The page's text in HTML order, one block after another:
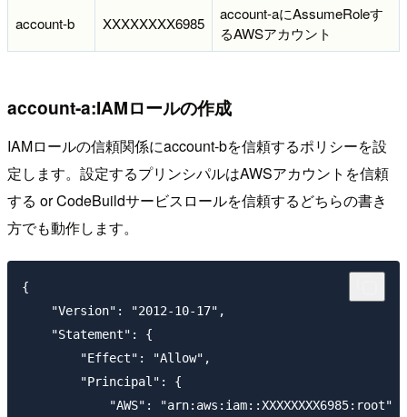
account-b XXXXXXXX6985
account-aにAssumeRoleす
るAWSアカウント
account-a:IAMロールの作成
IAMロールの信頼関係にaccount-bを信頼するポリシーを設
定します。設定するプリンシパルはAWSアカウントを信頼
する or CodeBuildサービスロールを信頼するどちらの書き
方でも動作します。
{
    "Version": "2012-10-17",
    "Statement": {
        "Effect": "Allow",
        "Principal": {
            "AWS": "arn:aws:iam::XXXXXXXX6985:root"